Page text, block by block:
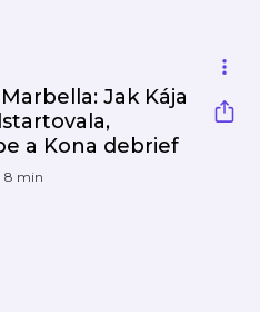
Jak Kája
a Kona debrief
8 min